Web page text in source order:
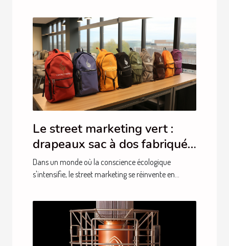
Le street marketing vert :
drapeaux sac à dos fabriqués
à partir de matériaux
durables
Dans un monde où la conscience écologique
s'intensifie, le street marketing se réinvente en...